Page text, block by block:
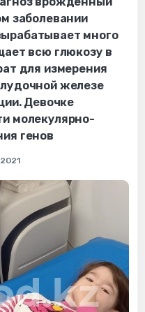
заболевании
много
всю глюкозу в
для измерения
железе
Девочке
молекулярно-
генов